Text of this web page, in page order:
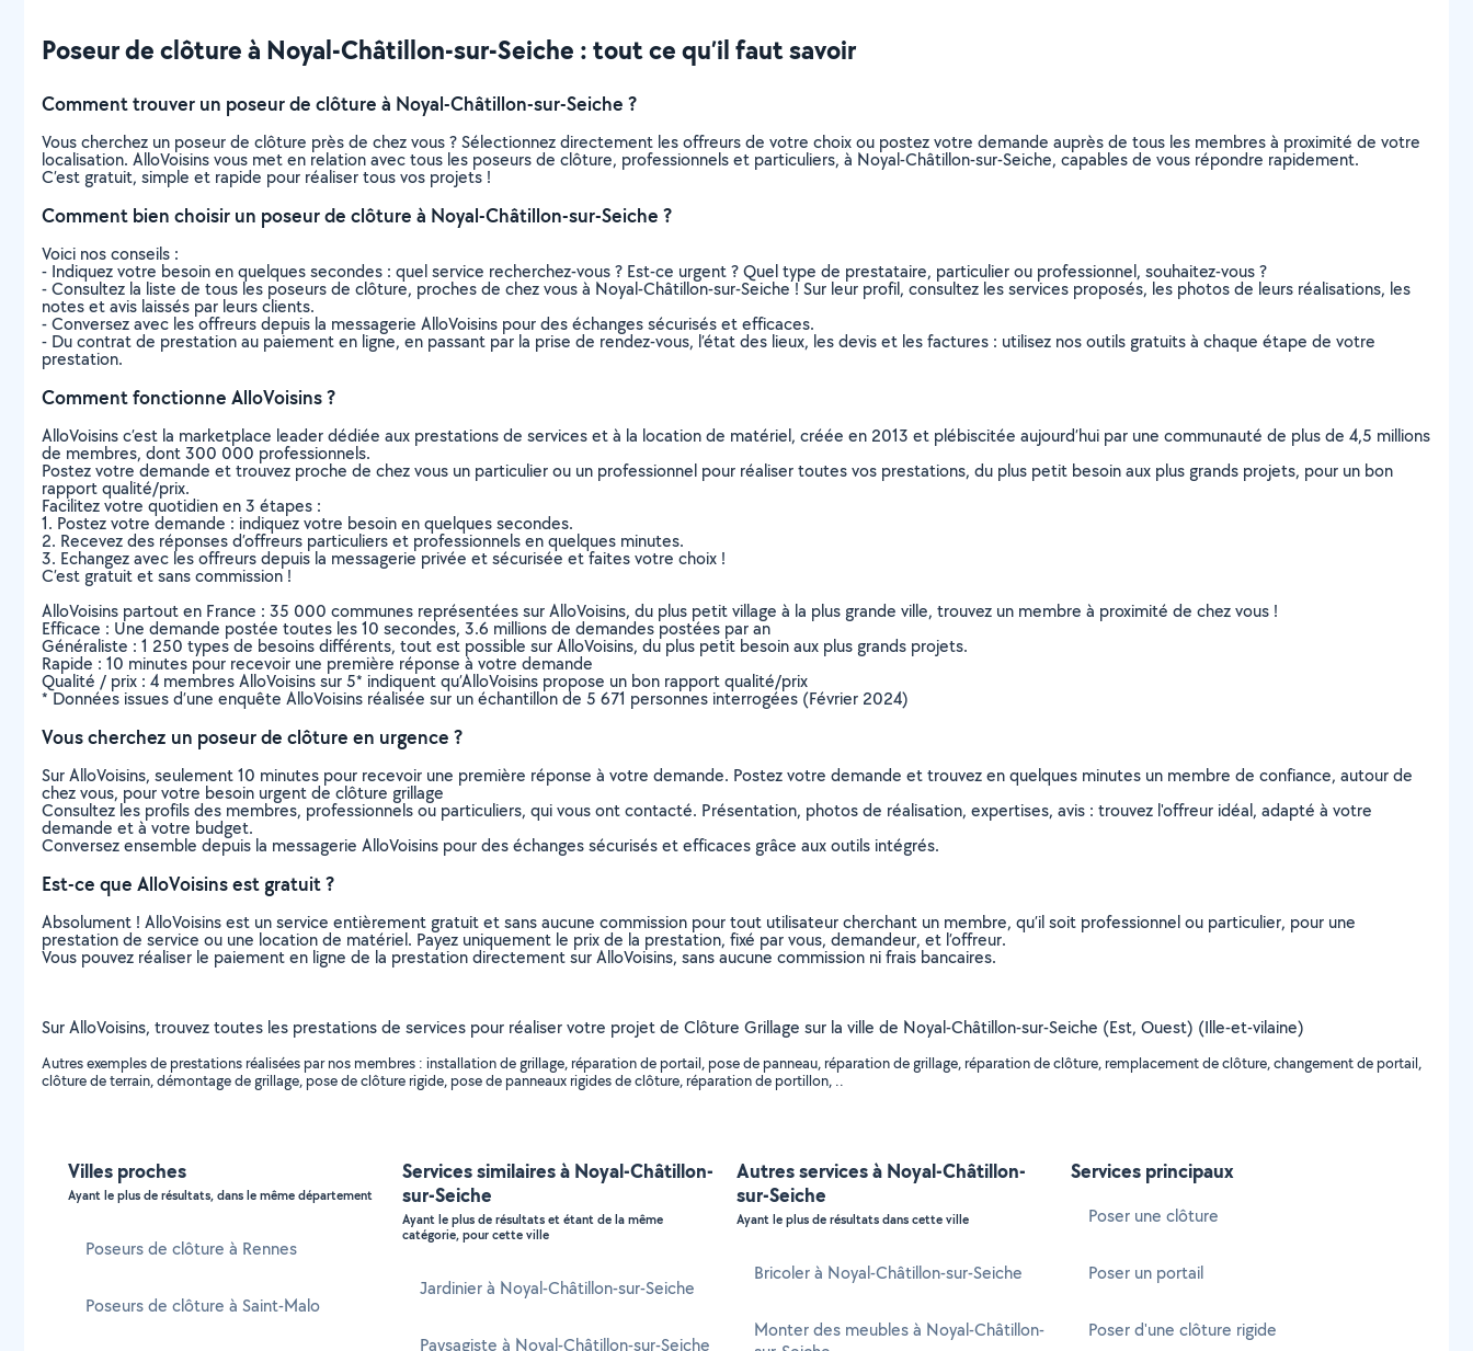
Poseur de clôture à Noyal-Châtillon-sur-Seiche : tout ce qu’il faut savoir
Comment trouver un poseur de clôture à Noyal-Châtillon-sur-Seiche ?
Vous cherchez un poseur de clôture près de chez vous ? Sélectionnez directement les offreurs de votre choix ou postez votre demande auprès de tous les membres à proximité de votre
localisation. AlloVoisins vous met en relation avec tous les poseurs de clôture, professionnels et particuliers, à Noyal-Châtillon-sur-Seiche, capables de vous répondre rapidement.
C’est gratuit, simple et rapide pour réaliser tous vos projets !
Comment bien choisir un poseur de clôture à Noyal-Châtillon-sur-Seiche ?
Voici nos conseils :
- Indiquez votre besoin en quelques secondes : quel service recherchez-vous ? Est-ce urgent ? Quel type de prestataire, particulier ou professionnel, souhaitez-vous ?
- Consultez la liste de tous les poseurs de clôture, proches de chez vous à Noyal-Châtillon-sur-Seiche ! Sur leur profil, consultez les services proposés, les photos de leurs réalisations, les
notes et avis laissés par leurs clients.
- Conversez avec les offreurs depuis la messagerie AlloVoisins pour des échanges sécurisés et efficaces.
- Du contrat de prestation au paiement en ligne, en passant par la prise de rendez-vous, l’état des lieux, les devis et les factures : utilisez nos outils gratuits à chaque étape de votre
prestation.
Comment fonctionne AlloVoisins ?
AlloVoisins c’est la marketplace leader dédiée aux prestations de services et à la location de matériel, créée en 2013 et plébiscitée aujourd’hui par une communauté de plus de 4,5 millions
de membres, dont 300 000 professionnels.
Postez votre demande et trouvez proche de chez vous un particulier ou un professionnel pour réaliser toutes vos prestations, du plus petit besoin aux plus grands projets, pour un bon
rapport qualité/prix.
Facilitez votre quotidien en 3 étapes :
1. Postez votre demande : indiquez votre besoin en quelques secondes.
2. Recevez des réponses d’offreurs particuliers et professionnels en quelques minutes.
3. Echangez avec les offreurs depuis la messagerie privée et sécurisée et faites votre choix !
C’est gratuit et sans commission !
AlloVoisins partout en France : 35 000 communes représentées sur AlloVoisins, du plus petit village à la plus grande ville, trouvez un membre à proximité de chez vous !
Efficace : Une demande postée toutes les 10 secondes, 3.6 millions de demandes postées par an
Généraliste : 1 250 types de besoins différents, tout est possible sur AlloVoisins, du plus petit besoin aux plus grands projets.
Rapide : 10 minutes pour recevoir une première réponse à votre demande
Qualité / prix : 4 membres AlloVoisins sur 5* indiquent qu’AlloVoisins propose un bon rapport qualité/prix
* Données issues d’une enquête AlloVoisins réalisée sur un échantillon de 5 671 personnes interrogées (Février 2024)
Vous cherchez un poseur de clôture en urgence ?
Sur AlloVoisins, seulement 10 minutes pour recevoir une première réponse à votre demande. Postez votre demande et trouvez en quelques minutes un membre de confiance, autour de
chez vous, pour votre besoin urgent de clôture grillage
Consultez les profils des membres, professionnels ou particuliers, qui vous ont contacté. Présentation, photos de réalisation, expertises, avis : trouvez l'offreur idéal, adapté à votre
demande et à votre budget.
Conversez ensemble depuis la messagerie AlloVoisins pour des échanges sécurisés et efficaces grâce aux outils intégrés.
Est-ce que AlloVoisins est gratuit ?
Absolument ! AlloVoisins est un service entièrement gratuit et sans aucune commission pour tout utilisateur cherchant un membre, qu’il soit professionnel ou particulier, pour une
prestation de service ou une location de matériel. Payez uniquement le prix de la prestation, fixé par vous, demandeur, et l’offreur.
Vous pouvez réaliser le paiement en ligne de la prestation directement sur AlloVoisins, sans aucune commission ni frais bancaires.
Sur AlloVoisins, trouvez toutes les prestations de services pour réaliser votre projet de Clôture Grillage sur la ville de Noyal-Châtillon-sur-Seiche (Est, Ouest) (Ille-et-vilaine)
Autres exemples de prestations réalisées par nos membres : installation de grillage, réparation de portail, pose de panneau, réparation de grillage, réparation de clôture, remplacement de clôture, changement de portail,
clôture de terrain, démontage de grillage, pose de clôture rigide, pose de panneaux rigides de clôture, réparation de portillon, ..
Villes proches
Ayant le plus de résultats, dans le même département
Poseurs de clôture à Rennes
Poseurs de clôture à Saint-Malo
Services similaires à Noyal-Châtillon-
sur-Seiche
Ayant le plus de résultats et étant de la même
catégorie, pour cette ville
Jardinier à Noyal-Châtillon-sur-Seiche
Paysagiste à Noyal-Châtillon-sur-Seiche
Autres services à Noyal-Châtillon-
sur-Seiche
Ayant le plus de résultats dans cette ville
Bricoler à Noyal-Châtillon-sur-Seiche
Monter des meubles à Noyal-Châtillon-
Services principaux
Poser une clôture
Poser un portail
Poser d'une clôture rigide